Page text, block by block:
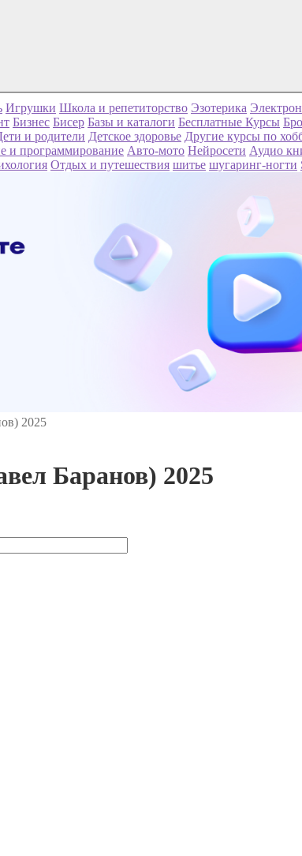
Игрушки Школа и репетиторство Эзотерика
Бизнес Бисер Базы и каталоги Бесплатные Курсы
и родители Детское здоровье Другие курсы по
и программирование Авто-мото Нейросети Аудио
Отдых и путешествия шитье шугаринг-ногти
2025
Баранов) 2025